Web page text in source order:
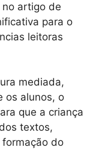
no artigo de
para o
leitoras
mediada,
os alunos, o
que a criança
textos,
do